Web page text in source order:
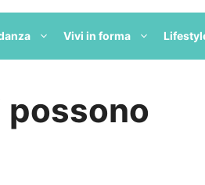
Vivi in forma
possono